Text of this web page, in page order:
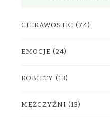
CIEKAWOSTKI (74)
EMOCJE (24)
KOBIETY (13)
MĘŻCZYŹNI (13)